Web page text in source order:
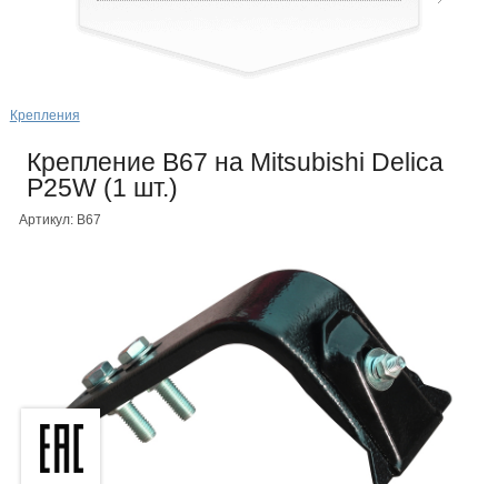
Крепления
Крепление B67 на Mitsubishi Delica
P25W (1 шт.)
Артикул: B67